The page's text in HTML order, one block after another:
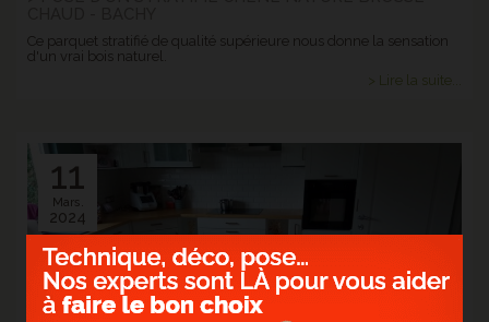
Ce parquet stratifié de qualité supérieure nous donne la sensation
d'un vrai bois naturel.
> Lire la suite...
11
Mars.
2024